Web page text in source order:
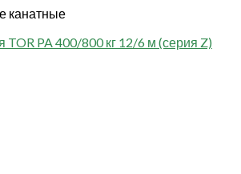
канатные
TOR PA 400/800 кг 12/6 м (серия Z)